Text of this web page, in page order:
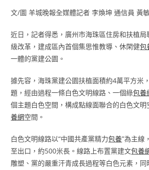
文/圖 羊城晚報全媒體記者 李煥坤 通信員 黃
近日，記者得悉，廣州市海珠區住房和扶植
級改革，建成區內首個集思惟教導、休閑健包
一體的黨建公園。
據先容，海珠黨建公園扶植面積約4萬平方米
題，經由過程一條白色文明線路、一個綠包養
個主題白色空間，構成點線面聯合的白色文
養網空間。
白色文明線路以“中國共產黨精力包養”為主線
至出口，約500米長。線路上布置黨建文包養
雕塑、黨的嚴重汗青成長過程等白色元素，